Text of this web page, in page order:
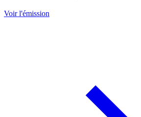
Voir l'émission